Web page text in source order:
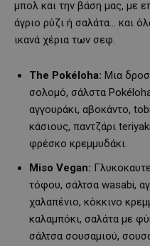
μπολ και την βάση μας, με
άγριο ρύζι ή σαλάτα… και
ικανά χέρια των σεφ.
The Poké loha: Μια
σολομό, σάλστα
αγγουράκι, αβοκάντο,
κάσιους, παντζάρι
φρέσκο κρεμμυδάκι.
Miso Vegan:
τόφου, σάλτσα wasabi,
χαλαπένιο, κόκκινο
καλαμπόκι, σαλάτα με
σάλτσα σουσαμιού,